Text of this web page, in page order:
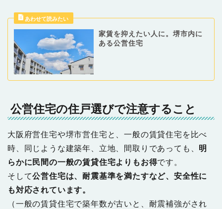
家賃を抑えたい人に。堺市内に
ある公営住宅
公営住宅の住戸選びで注意すること
大阪府営住宅や堺市営住宅と、一般の賃貸住宅を比べ
時、同じような建築年、立地、間取りであっても、 明
らかに民間の一般の賃貸住宅よりもお得です。
そして公営住宅は、耐震基準を満たすなど、安全性に
も対応されています。
（一般の賃貸住宅で築年数が古いと、耐震補強がされ